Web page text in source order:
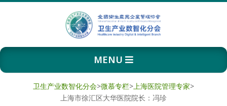
卫
生
Primary
Navigation
MENU
卫生产业数智化分会>微慕专栏>上海医院管理专家>
上海市徐汇区大华医院院长：冯珍